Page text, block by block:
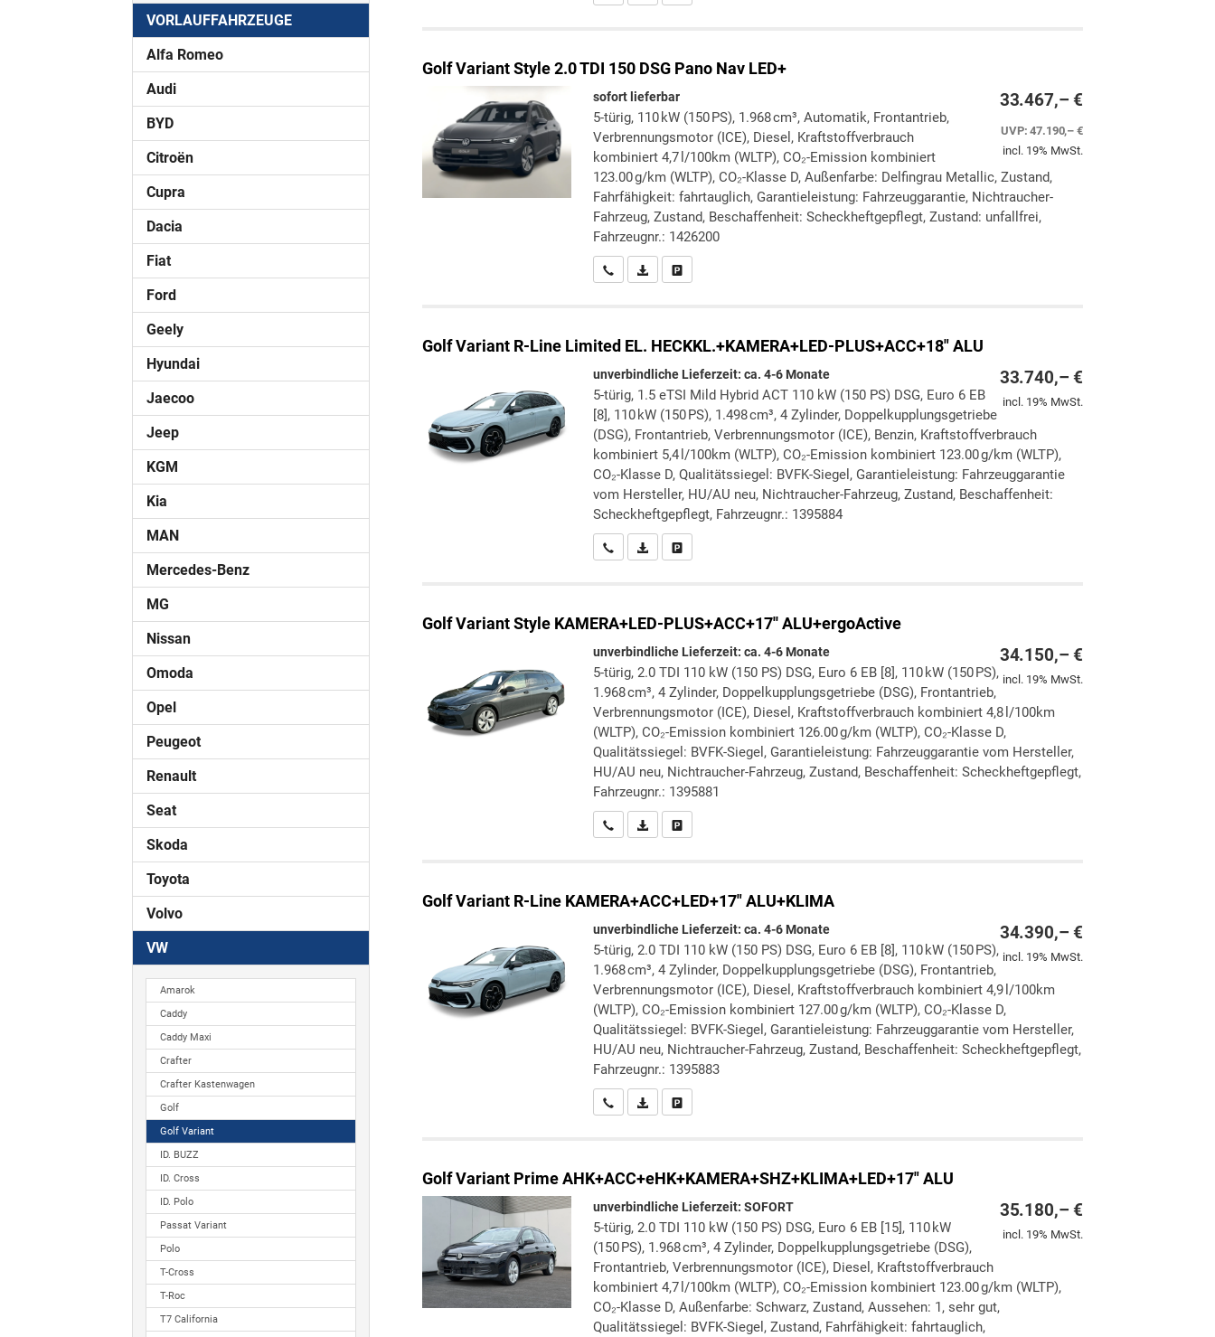
Golf VariantStyle 2.0 TDI 150 DSG Pano Nav LED+
33.467,– €
UVP:47.190,– €
incl. 19% MwSt.
sofort lieferbar
5-türig, 110 kW (150 PS), 1.968 cm³, Automatik, Frontantrieb,
Verbrennungsmotor (ICE), Diesel, Kraftstoffverbrauch
kombiniert 4,7 l/100km (WLTP), CO₂-Emission kombiniert
123.00 g/km (WLTP), CO₂-Klasse D, Außenfarbe: Delfingrau Metallic, Zustand,
Fahrfähigkeit: fahrtauglich, Garantieleistung: Fahrzeuggarantie, Nichtraucher-
Fahrzeug, Zustand, Beschaffenheit: Scheckheftgepflegt, Zustand: unfallfrei,
Fahrzeugnr.: 1426200
Wir rufen Sie an
PDF-Datei, Fahrzeugexposé drucken
Drucken, parken oder vergleichen
Golf Variant R-Line Limited EL. HECKKL.+KAMERA+LED-PLUS+ACC+18" ALU
33.740,– €
incl. 19% MwSt.
unverbindliche Lieferzeit: ca. 4-6 Monate
5-türig, 1.5 eTSI Mild Hybrid ACT 110 kW (150 PS) DSG, Euro 6 EB
[8], 110 kW (150 PS), 1.498 cm³, 4 Zylinder, Doppelkupplungsgetriebe
(DSG), Frontantrieb, Verbrennungsmotor (ICE), Benzin, Kraftstoffverbrauch
kombiniert 5,4 l/100km (WLTP), CO₂-Emission kombiniert 123.00 g/km (WLTP),
CO₂-Klasse D, Qualitätssiegel: BVFK-Siegel, Garantieleistung: Fahrzeuggarantie
vom Hersteller, HU/AU neu, Nichtraucher-Fahrzeug, Zustand, Beschaffenheit:
Scheckheftgepflegt, Fahrzeugnr.: 1395884
Wir rufen Sie an
PDF-Datei, Fahrzeugexposé drucken
Drucken, parken oder vergleichen
Golf VariantStyle KAMERA+LED-PLUS+ACC+17'' ALU+ergoActive
34.150,– €
incl. 19% MwSt.
unverbindliche Lieferzeit: ca. 4-6 Monate
5-türig, 2.0 TDI 110 kW (150 PS) DSG, Euro 6 EB [8], 110 kW (150 PS),
1.968 cm³, 4 Zylinder, Doppelkupplungsgetriebe (DSG), Frontantrieb,
Verbrennungsmotor (ICE), Diesel, Kraftstoffverbrauch kombiniert 4,8 l/100km
(WLTP), CO₂-Emission kombiniert 126.00 g/km (WLTP), CO₂-Klasse D,
Qualitätssiegel: BVFK-Siegel, Garantieleistung: Fahrzeuggarantie vom Hersteller,
HU/AU neu, Nichtraucher-Fahrzeug, Zustand, Beschaffenheit: Scheckheftgepflegt,
Fahrzeugnr.: 1395881
Wir rufen Sie an
PDF-Datei, Fahrzeugexposé drucken
Drucken, parken oder vergleichen
Golf Variant R-Line KAMERA+ACC+LED+17" ALU+KLIMA
34.390,– €
incl. 19% MwSt.
unverbindliche Lieferzeit: ca. 4-6 Monate
5-türig, 2.0 TDI 110 kW (150 PS) DSG, Euro 6 EB [8], 110 kW (150 PS),
1.968 cm³, 4 Zylinder, Doppelkupplungsgetriebe (DSG), Frontantrieb,
Verbrennungsmotor (ICE), Diesel, Kraftstoffverbrauch kombiniert 4,9 l/100km
(WLTP), CO₂-Emission kombiniert 127.00 g/km (WLTP), CO₂-Klasse D,
Qualitätssiegel: BVFK-Siegel, Garantieleistung: Fahrzeuggarantie vom Hersteller,
HU/AU neu, Nichtraucher-Fahrzeug, Zustand, Beschaffenheit: Scheckheftgepflegt,
Fahrzeugnr.: 1395883
Wir rufen Sie an
PDF-Datei, Fahrzeugexposé drucken
Drucken, parken oder vergleichen
Golf Variant Prime AHK+ACC+eHK+KAMERA+SHZ+KLIMA+LED+17" ALU
35.180,– €
incl. 19% MwSt.
unverbindliche Lieferzeit: SOFORT
5-türig, 2.0 TDI 110 kW (150 PS) DSG, Euro 6 EB [15], 110 kW
(150 PS), 1.968 cm³, 4 Zylinder, Doppelkupplungsgetriebe (DSG),
Frontantrieb, Verbrennungsmotor (ICE), Diesel, Kraftstoffverbrauch
kombiniert 4,7 l/100km (WLTP), CO₂-Emission kombiniert 123.00 g/km (WLTP),
CO₂-Klasse D, Außenfarbe: Schwarz, Zustand, Aussehen: 1, sehr gut,
Qualitätssiegel: BVFK-Siegel, Zustand, Fahrfähigkeit: fahrtauglich,
VORLAUFFAHRZEUGE
Alfa Romeo
Audi
BYD
Citroën
Cupra
Dacia
Fiat
Ford
Geely
Hyundai
Jaecoo
Jeep
KGM
Kia
MAN
Mercedes-Benz
MG
Nissan
Omoda
Opel
Peugeot
Renault
Seat
Skoda
Toyota
Volvo
VW
Amarok
Caddy
Caddy Maxi
Crafter
Crafter Kastenwagen
Golf
Golf Variant
ID. BUZZ
ID. Cross
ID. Polo
Passat Variant
Polo
T-Cross
T-Roc
T7 California